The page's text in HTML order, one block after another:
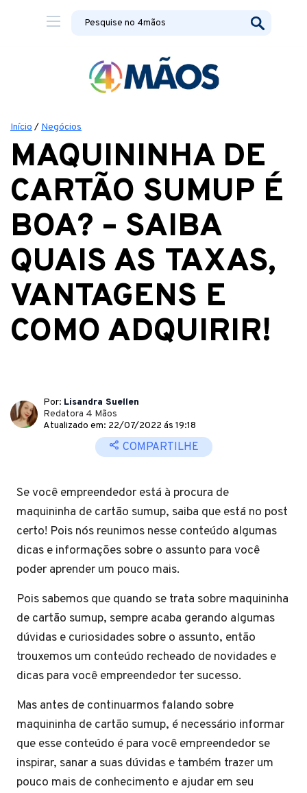
Início / Negócios
MAQUININHA DE
CARTÃO SUMUP É
BOA? – SAIBA
QUAIS AS TAXAS,
VANTAGENS E
COMO ADQUIRIR!
Por: Lisandra Suellen
Redatora 4 Mãos
Atualizado em: 22/07/2022 ás 19:18
COMPARTILHE
Se você empreendedor está à procura de
maquininha de cartão sumup, saiba que está no post
certo! Pois nós reunimos nesse conteúdo algumas
dicas e informações sobre o assunto para você
poder aprender um pouco mais.
Pois sabemos que quando se trata sobre maquininha
de cartão sumup, sempre acaba gerando algumas
dúvidas e curiosidades sobre o assunto, então
trouxemos um conteúdo recheado de novidades e
dicas para você empreendedor ter sucesso.
Mas antes de continuarmos falando sobre
maquininha de cartão sumup, é necessário informar
que esse conteúdo é para você empreendedor se
inspirar, sanar a suas dúvidas e também trazer um
pouco mais de conhecimento e ajudar em seu